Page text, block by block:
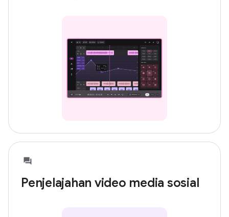
Penjelajahan video media sosial